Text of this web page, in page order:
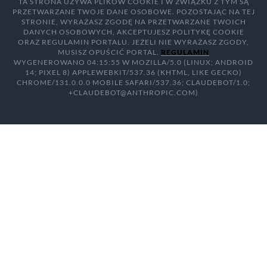
PRZETWARZANE TWOJE DANE OSOBOWE. POZOSTAJĄC NA TEJ
STRONIE, WYRAŻASZ ZGODĘ NA PRZETWARZANE TWOICH
DANYCH OSOBOWYCH, AKCEPTUJESZ POLITYKĘ COOKIE
ORAZ REGULAMIN PORTALU. JEŻELI NIE WYRAŻASZ ZGODY,
MUSISZ OPUŚCIĆ PORTAL. REGULAMIN
WYGENEROWANO 04:15:55 W MOZILLA/5.0 (LINUX; ANDROID
14; PIXEL 8) APPLEWEBKIT/537.36 (KHTML, LIKE GECKO)
CHROME/131.0.0.0 MOBILE SAFARI/537.36; CLAUDEBOT/1.0;
+CLAUDEBOT@ANTHROPIC.COM)